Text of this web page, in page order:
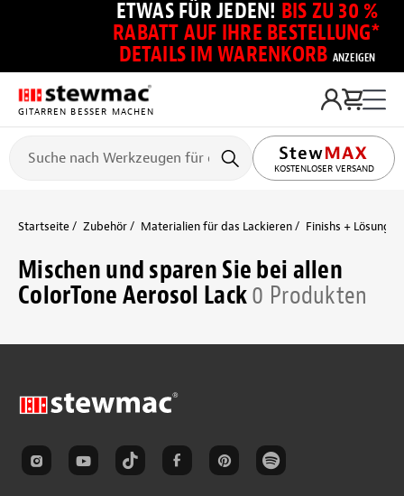
ETWAS FÜR JEDEN! BIS ZU 30 %
RABATT AUF IHRE BESTELLUNG*
DETAILS IM WARENKORB ANZEIGEN
GITARREN BESSER MACHEN
KOSTENLOSER VERSAND
Startseite Zubehör Materialien für das Lackieren Finishs +
Mischen und sparen Sie bei allen
ColorTone Aerosol Lack0 Produkten